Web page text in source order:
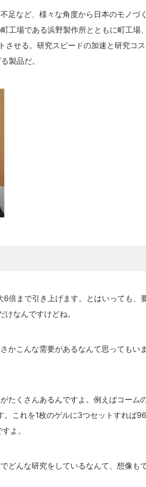
足など、様々な角度から日本のモノづ
工場である浜野製作所とともに町工場
せる。研究スピードの加速と研究コ
製品だ。
倍まで引き上げます。とはいっても、
なんですけどね。
かこんな需要があるなんて思ってもい
たくさんあるんですよ。例えばコーム
これを1枚のゲルに3つセットすれば
よ。
どんな研究をしているなんて、想像も